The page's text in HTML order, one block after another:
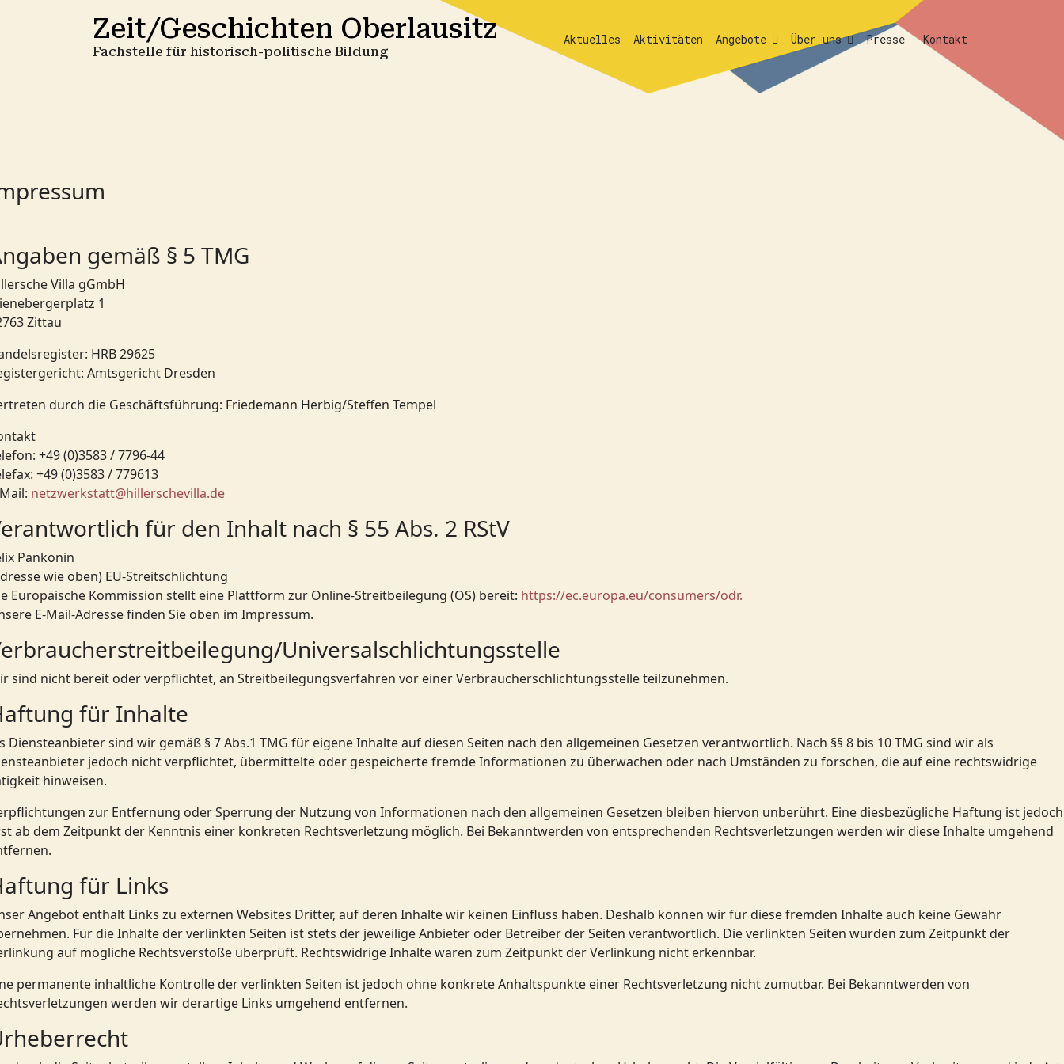
Zeit/Geschichten Oberlausitz
Fachstelle für historisch-politische Bildung
Aktuelles Aktivitäten Angebote Über uns Presse Kontakt
gemäß § 5 TMG
Villa gGmbH
1
Zittau
HRB 29625
Amtsgericht Dresden
durch die Geschäftsführung: Friedemann Herbig/Steffen Tempel
+49 (0)3583 / 7796-44
+49 (0)3583 / 779613
netzwerkstatt@hillerschevilla.de
für den Inhalt nach § 55 Abs. 2 RStV
Pankonin
wie oben) EU-Streitschlichtung
Europäische Kommission stellt eine Plattform zur Online-Streitbeilegung (OS) bereit: https://ec.europa.eu/consumers/odr.
E-Mail-Adresse finden Sie oben im Impressum.
Universal­schlichtungs­stelle
sind nicht bereit oder verpflichtet, an Streitbeilegungsverfahren vor einer Verbraucherschlichtungsstelle teilzunehmen.
für Inhalte
Diensteanbieter sind wir gemäß § 7 Abs.1 TMG für eigene Inhalte auf diesen Seiten nach den allgemeinen Gesetzen verantwortlich. Nach §§ 8 bis 10 TMG sind wir als
jedoch nicht verpflichtet, übermittelte oder gespeicherte fremde Informationen zu überwachen oder nach Umständen zu forschen, die auf eine rechtswidrige
hinweisen.
zur Entfernung oder Sperrung der Nutzung von Informationen nach den allgemeinen Gesetzen bleiben hiervon unberührt. Eine diesbezügliche Haftung ist jedoch
ab dem Zeitpunkt der Kenntnis einer konkreten Rechtsverletzung möglich. Bei Bekanntwerden von entsprechenden Rechtsverletzungen werden wir diese Inhalte umgehend
für Links
Angebot enthält Links zu externen Websites Dritter, auf deren Inhalte wir keinen Einfluss haben. Deshalb können wir für diese fremden Inhalte auch keine Gewähr
Für die Inhalte der verlinkten Seiten ist stets der jeweilige Anbieter oder Betreiber der Seiten verantwortlich. Die verlinkten Seiten wurden zum Zeitpunkt der
auf mögliche Rechtsverstöße überprüft. Rechtswidrige Inhalte waren zum Zeitpunkt der Verlinkung nicht erkennbar.
permanente inhaltliche Kontrolle der verlinkten Seiten ist jedoch ohne konkrete Anhaltspunkte einer Rechtsverletzung nicht zumutbar. Bei Bekanntwerden von
werden wir derartige Links umgehend entfernen.